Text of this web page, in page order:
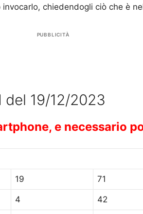
chiedendogli ciò che è
PUBBLICITÀ
del 19/12/2023
e necessario
19 71
4 42